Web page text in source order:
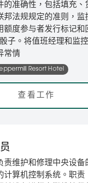
的准确性，包括填充、
邦法规规定的准则，监
额度参与者发行标记和
子。将值班经理和监
常情
Resort Hotel
查看工作
责维护和修理中央设备
计算机控制系统。职责